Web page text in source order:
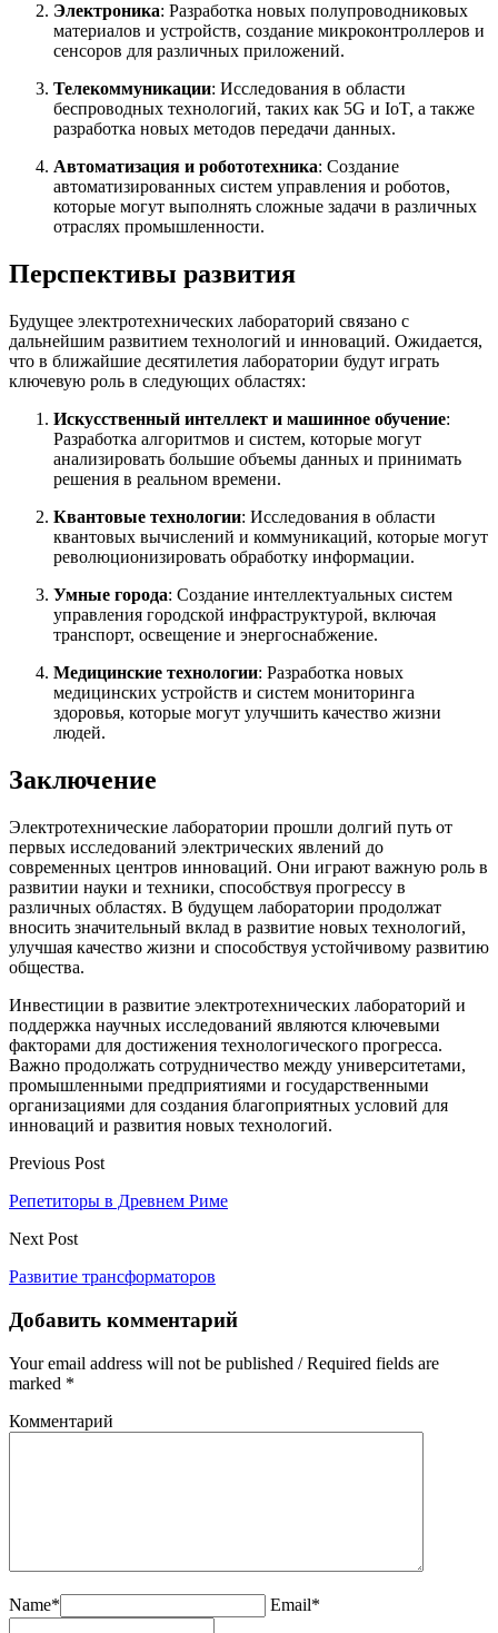
Электроника: Разработка новых полупроводниковых
материалов и устройств, создание микроконтроллеров и
сенсоров для различных приложений.
Телекоммуникации: Исследования в области
беспроводных технологий, таких как 5G и IoT, а также
разработка новых методов передачи данных.
Автоматизация и робототехника: Создание
автоматизированных систем управления и роботов,
которые могут выполнять сложные задачи в различных
отраслях промышленности.
Перспективы развития
Будущее электротехнических лабораторий связано с
дальнейшим развитием технологий и инноваций. Ожидается,
что в ближайшие десятилетия лаборатории будут играть
ключевую роль в следующих областях:
Искусственный интеллект и машинное обучение:
Разработка алгоритмов и систем, которые могут
анализировать большие объемы данных и принимать
решения в реальном времени.
Квантовые технологии: Исследования в области
квантовых вычислений и коммуникаций, которые могут
революционизировать обработку информации.
Умные города: Создание интеллектуальных систем
управления городской инфраструктурой, включая
транспорт, освещение и энергоснабжение.
Медицинские технологии: Разработка новых
медицинских устройств и систем мониторинга
здоровья, которые могут улучшить качество жизни
людей.
Заключение
Электротехнические лаборатории прошли долгий путь от
первых исследований электрических явлений до
современных центров инноваций. Они играют важную роль в
развитии науки и техники, способствуя прогрессу в
различных областях. В будущем лаборатории продолжат
вносить значительный вклад в развитие новых технологий,
улучшая качество жизни и способствуя устойчивому развитию
общества.
Инвестиции в развитие электротехнических лабораторий и
поддержка научных исследований являются ключевыми
факторами для достижения технологического прогресса.
Важно продолжать сотрудничество между университетами,
промышленными предприятиями и государственными
организациями для создания благоприятных условий для
инноваций и развития новых технологий.
Previous Post
Репетиторы в Древнем Риме
Next Post
Развитие трансформаторов
Добавить комментарий
Your email address will not be published / Required fields are
marked *
Комментарий
Name* Email*